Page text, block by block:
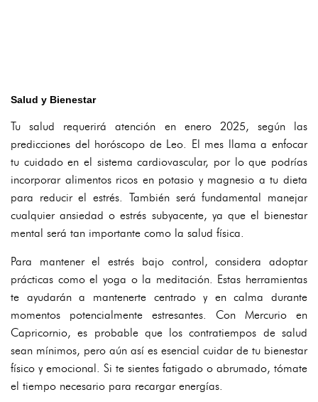
Salud y Bienestar
Tu salud requerirá atención en enero 2025, según las
predicciones del horóscopo de Leo. El mes llama a enfocar
tu cuidado en el sistema cardiovascular, por lo que podrías
incorporar alimentos ricos en potasio y magnesio a tu dieta
para reducir el estrés. También será fundamental manejar
cualquier ansiedad o estrés subyacente, ya que el bienestar
mental será tan importante como la salud física.
Para mantener el estrés bajo control, considera adoptar
prácticas como el yoga o la meditación. Estas herramientas
te ayudarán a mantenerte centrado y en calma durante
momentos potencialmente estresantes. Con Mercurio en
Capricornio, es probable que los contratiempos de salud
sean mínimos, pero aún así es esencial cuidar de tu bienestar
físico y emocional. Si te sientes fatigado o abrumado, tómate
el tiempo necesario para recargar energías.